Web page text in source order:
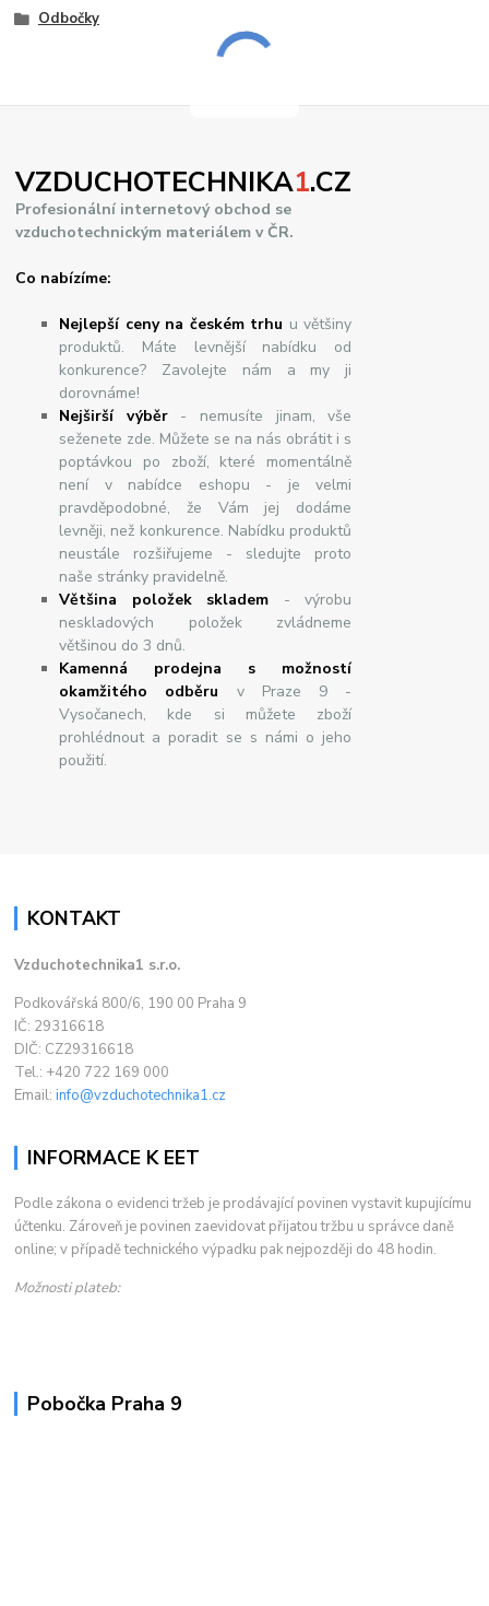
Odbočky
VZDUCHOTECHNIKA1.CZ
Profesionální internetový obchod se
vzduchotechnickým materiálem v ČR.
Co nabízíme:
Nejlepší ceny na českém trhu u většiny
produktů. Máte levnější nabídku od
konkurence? Zavolejte nám a my ji
dorovnáme!
Nejširšívýběr- nemusíte jinam, vše
seženete zde. Můžete se na nás obrátit i s
poptávkou po zboží, které momentálně
není v nabídce eshopu - je velmi
pravděpodobné, že Vám jej dodáme
levněji, než konkurence. Nabídku produktů
neustále rozšiřujeme - sledujte proto
naše stránky pravidelně.
Většina položek skladem - výrobu
neskladových položek zvládneme
většinou do 3 dnů.
Kamenná prodejna s možností
okamžitého odběru v Praze 9 -
Vysočanech, kde si můžete zboží
prohlédnout a poradit se s námi o jeho
použití.
KONTAKT
Vzduchotechnika1 s.r.o.
Podkovářská 800/6, 190 00 Praha 9
IČ: 29316618
DIČ: CZ29316618
Tel.: +420 722 169 000
Email:info@vzduchotechnika1.cz
INFORMACE K EET
Podle zákona o evidenci tržeb je prodávající povinen vystavit kupujícímu
účtenku. Zároveň je povinen zaevidovat přijatou tržbu u správce daně
online; v případě technického výpadku pak nejpozději do 48 hodin.
Možnosti plateb:
Pobočka Praha 9